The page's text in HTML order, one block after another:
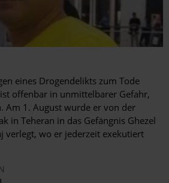
eines Drogendelikts zum Tode
offenbar in unmittelbarer Gefahr,
Am 1. August wurde er von der
in Teheran in das Gefängnis Ghezel
verlegt, wo er jederzeit exekutiert